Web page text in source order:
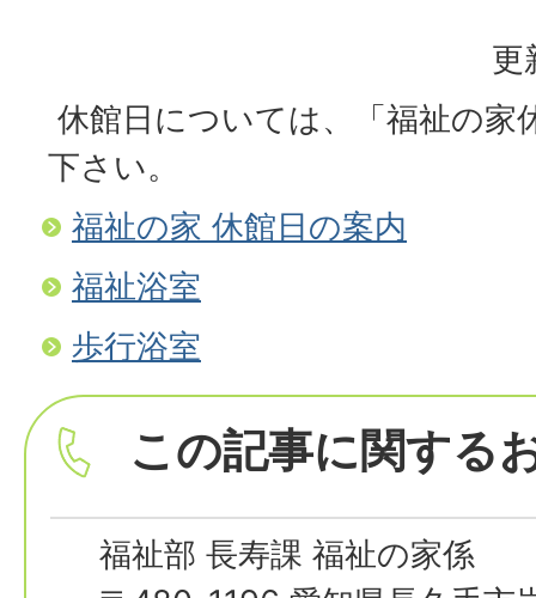
更
休館日については、「福祉の家
下さい。
福祉の家 休館日の案内
福祉浴室
歩行浴室
この記事に関する
福祉部 長寿課 福祉の家係